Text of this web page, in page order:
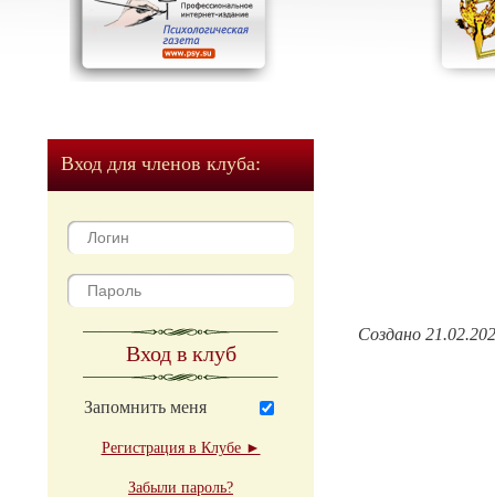
Вход для членов клуба:
Вход в клуб
Запомнить меня
Регистрация в Клубе ►
Забыли пароль?
Создано